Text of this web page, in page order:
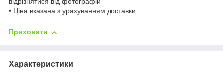
відрізнятися від фотографій
• Ціна вказана з урахуванням доставки
Приховати
Характеристики